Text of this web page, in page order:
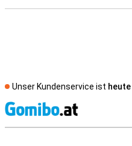
Unser Kundenservice ist heute